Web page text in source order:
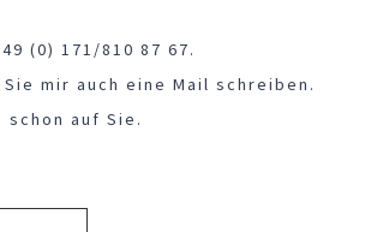
(0) 171/810 87 67.
mir auch eine Mail schreiben.
schon auf Sie.